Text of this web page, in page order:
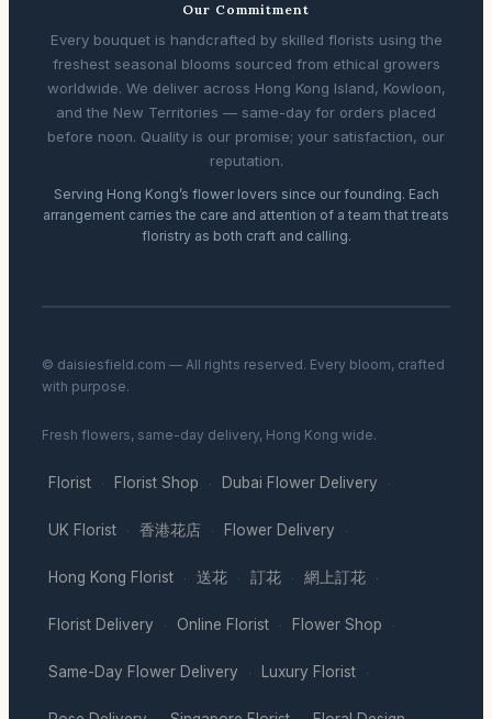
Our Commitment
Every bouquet is handcrafted by skilled florists using the
freshest seasonal blooms sourced from ethical growers
worldwide. We deliver across Hong Kong Island, Kowloon,
and the New Territories — same-day for orders placed
before noon. Quality is our promise; your satisfaction, our
reputation.
Serving Hong Kong’s flower lovers since our founding. Each
arrangement carries the care and attention of a team that treats
floristry as both craft and calling.
© daisiesfield.com — All rights reserved. Every bloom, crafted
with purpose.
Fresh flowers, same-day delivery, Hong Kong wide.
Florist · Florist Shop · Dubai Flower Delivery ·
UK Florist · 香港花店 · Flower Delivery ·
Hong Kong Florist · 送花 · 訂花 · 網上訂花 ·
Florist Delivery · Online Florist · Flower Shop ·
Same-Day Flower Delivery · Luxury Florist ·